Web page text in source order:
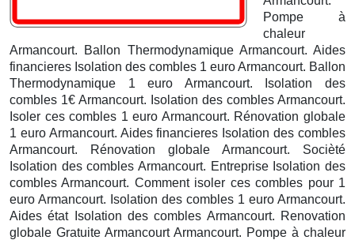
Pompe à
chaleur
Armancourt. Ballon Thermodynamique Armancourt. Aides
financieres Isolation des combles 1 euro Armancourt. Ballon
Thermodynamique 1 euro Armancourt. Isolation des
combles 1€ Armancourt. Isolation des combles Armancourt.
Isoler ces combles 1 euro Armancourt. Rénovation globale
1 euro Armancourt. Aides financieres Isolation des combles
Armancourt. Rénovation globale Armancourt. Socièté
Isolation des combles Armancourt. Entreprise Isolation des
combles Armancourt. Comment isoler ces combles pour 1
euro Armancourt. Isolation des combles 1 euro Armancourt.
Aides état Isolation des combles Armancourt. Renovation
globale Gratuite ArmancourtArmancourt. Pompe à chaleur